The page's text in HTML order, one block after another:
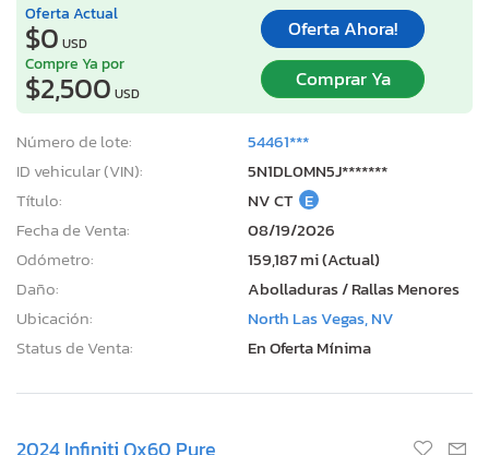
Oferta Actual
$0 USD
Oferta Ahora!
Compre Ya por
$2,500 USD
Comprar Ya
Número de lote:
54461***
ID vehicular (VIN):
5N1DL0MN5J*******
Título:
NV CT E
Fecha de Venta:
08/19/2026
Odómetro:
159,187 mi (Actual)
Daño:
Abolladuras / Rallas Menores
Ubicación:
North Las Vegas, NV
Status de Venta:
En Oferta Mínima
2024 Infiniti Qx60 Pure